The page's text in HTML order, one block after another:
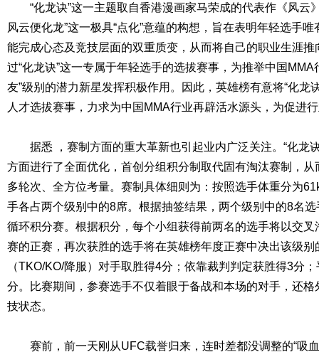
“化龙诀”这一主题取自香港漫画家马荣成的代表作《风云
风云便化龙”这一极具“点化”意蕴的构想，旨在表明年轻选手
能完成心态及竞技层面的双重质变，从而将自己的职业生涯
过“化龙诀”这一专属于年轻选手的选拔赛事，为推举中国MMA
友”级别的潜力新星发挥积极作用。因此，英雄榜有意将“化龙
人才选拔赛事，力求为中国MMA行业再辟活水源头，为促进
据悉 ，赛制方面的重大革新也引起业内广泛关注。“化龙
方面进行了全面优化，首创分组积分制取代固有淘汰赛制，
多轮次、全方位考量。赛制具体细则为：按照选手体重分为
手各占两个级别中的8席。根据抽签结果，两个级别中的8名
循环积分赛。根据积分，每个小组获得前两名的选手将以交
赛的正赛，再次获胜的选手将在英雄榜年度正赛中决出该级
（TKO/KO/降服）对手取胜得4分；依靠裁判判定获胜得3分
分。比赛期间，参赛选手不仅着眼于备战和本场的对手，还
技状态。
赛前，前一天刚从UFC载誉归来，连时差都没调整的“吸血